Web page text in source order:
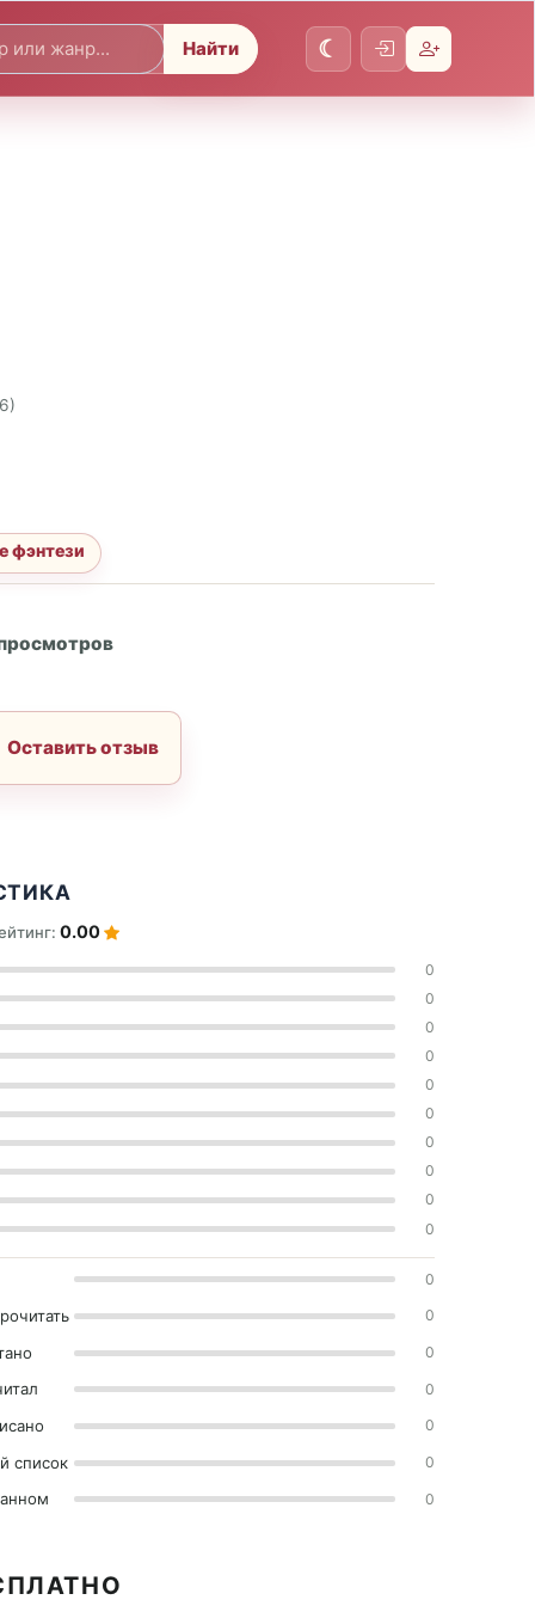
Найти
фэнтези
Оставить отзыв
0.00
0
0
0
0
0
0
0
0
0
0
0
0
0
0
0
список 0
0